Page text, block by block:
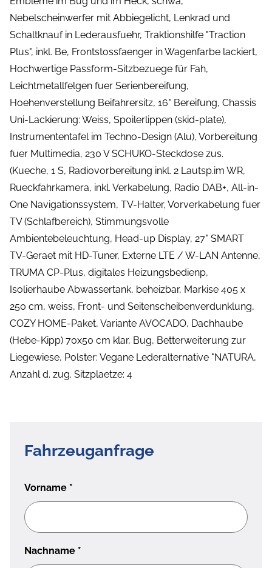
Nebelscheinwerfer mit Abbiegelicht, Lenkrad und
Schaltknauf in Lederausfuehr, Traktionshilfe "Traction
Plus", inkl. Be, Frontstossfaenger in Wagenfarbe lackiert,
Hochwertige Passform-Sitzbezuege für Fah,
Leichtmetallfelgen fuer Serienbereifung,
Hoehenverstellung Beifahrersitz, 16" Bereifung, Chassis
Uni-Lackierung: Weiss, Spoilerlippen (skid-plate),
Instrumententafel im Techno-Design (Alu), Vorbereitung
fuer Multimedia, 230 V SCHUKO-Steckdose zus.
(Kueche, 1 S, Radiovorbereitung inkl. 2 Lautsp.im WR,
Rueckfahrkamera, inkl. Verkabelung, Radio DAB+, All-in-
One Navigationssystem, TV-Halter, Vorverkabelung fuer
TV (Schlafbereich), Stimmungsvolle
Ambientebeleuchtung, Head-up Display, 27" SMART
TV-Geraet mit HD-Tuner, Externe LTE / W-LAN Antenne,
TRUMA CP-Plus, digitales Heizungsbedienp,
Isolierhaube Abwassertank, beheizbar, Markise 405 x
250 cm, weiss, Front- und Seitenscheibenverdunklung,
COZY HOME-Paket, Variante AVOCADO, Dachhaube
(Hebe-Kipp) 70x50 cm klar, Bug, Betterweiterung zur
Liegewiese, Polster: Vegane Lederalternative "NATURA,
Anzahl d. zug. Sitzplaetze: 4
Fahrzeuganfrage
Vorname *
Nachname *